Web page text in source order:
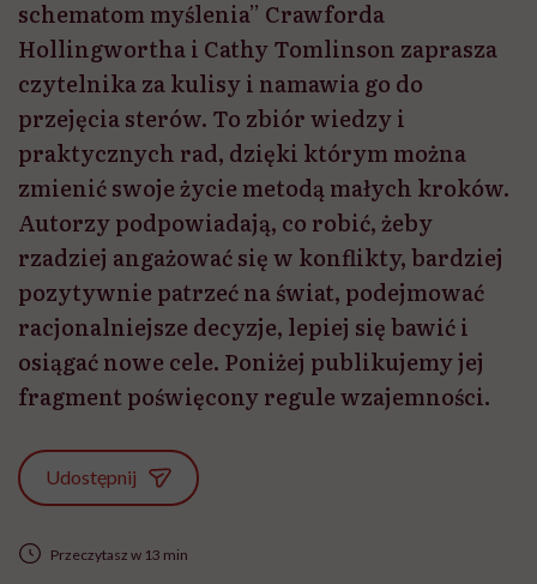
schematom myślenia” Crawforda
Hollingwortha i Cathy Tomlinson zaprasza
czytelnika za kulisy i namawia go do
przejęcia sterów. To zbiór wiedzy i
praktycznych rad, dzięki którym można
zmienić swoje życie metodą małych kroków.
Autorzy podpowiadają, co robić, żeby
rzadziej angażować się w konflikty, bardziej
pozytywnie patrzeć na świat, podejmować
racjonalniejsze decyzje, lepiej się bawić i
osiągać nowe cele. Poniżej publikujemy jej
fragment poświęcony regule wzajemności.
Udostępnij
Przeczytasz w 13 min